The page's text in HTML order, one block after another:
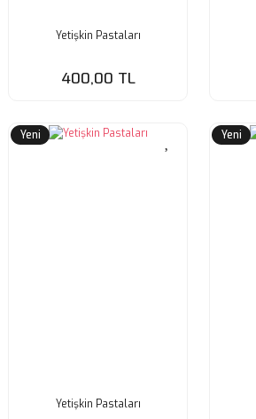
Yetişkin Pastaları
400,00 TL
Yeni
Yetişkin Pastaları
Yeni